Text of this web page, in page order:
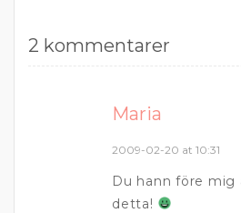
2 kommentarer
Maria
2009-02-20 at 10:31
Du hann före
detta!